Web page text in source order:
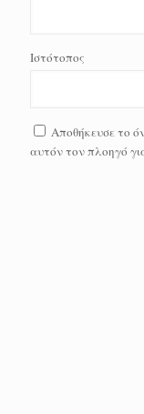
Ιστότοπος
Αποθήκευσε το
αυτόν τον πλοηγό